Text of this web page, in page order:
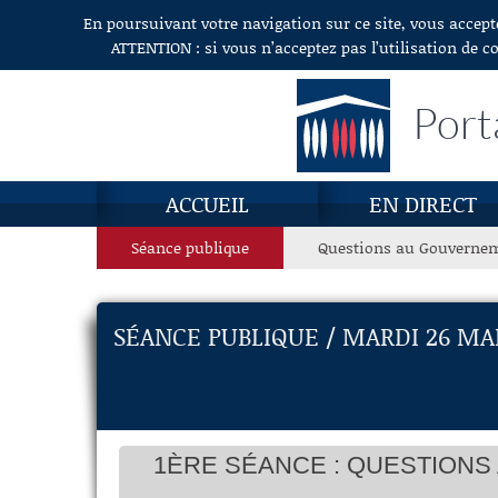
Aller au contenuEn poursuivant votre navigation sur ce site, vous
ATTENTION : si vous n’acceptez pas l’utilisation
ACCUEIL EN DIRECT
Séance publique Questions au
SÉANCE PUBLIQUE / MARDI 26
1ÈRE SÉANCE :